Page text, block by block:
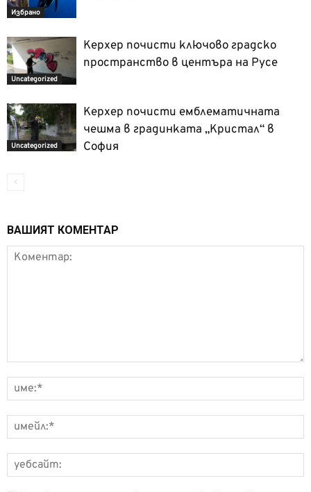
Избрано
Uncategorized
Керхер почисти ключово градско
пространство в центъра на Русе
Uncategorized
Керхер почисти емблематичната
чешма в градинката „Кристал“ в
София
ВАШИЯТ КОМЕНТАР